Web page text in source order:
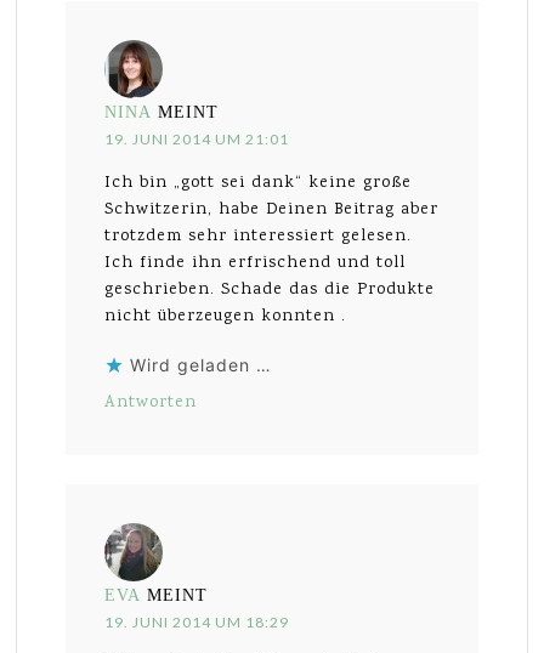
NINA MEINT
19. JUNI 2014 UM 21:01
Ich bin „gott sei dank“ keine große
Schwitzerin, habe Deinen Beitrag aber
trotzdem sehr interessiert gelesen.
Ich finde ihn erfrischend und toll
geschrieben. Schade das die Produkte
nicht überzeugen konnten .
Wird geladen …
Antworten
EVA MEINT
19. JUNI 2014 UM 18:29